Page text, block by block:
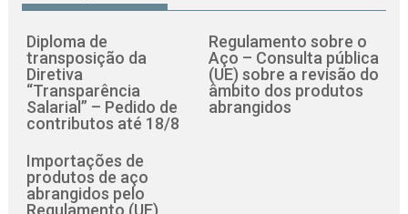
Diploma de
transposição da
Diretiva
“Transparência
Salarial” – Pedido de
contributos até 18/8
Regulamento sobre o
Aço – Consulta pública
(UE) sobre a revisão do
âmbito dos produtos
abrangidos
Importações de
produtos de aço
abrangidos pelo
Regulamento (UE)